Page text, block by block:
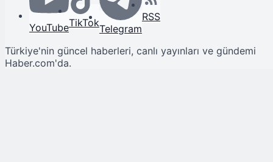
YouTubeTikTokTelegram
RSS
Türkiye'nin güncel haberleri, canlı yayınları ve gündemi
Haber.com'da.